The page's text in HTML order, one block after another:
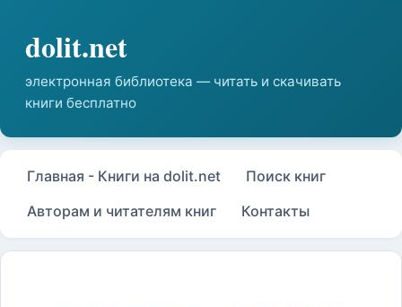
Главная - Книги на dolit.net
Поиск книг
Авторам и читателям книг
Контакты